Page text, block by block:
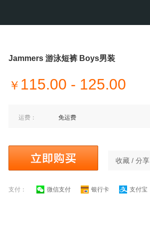
Jammers 游泳短裤 Boys男装
￥ 115.00 - 125.00
运费： 免运费
收藏 / 分享
支付： 微信支付 银行卡 支付宝